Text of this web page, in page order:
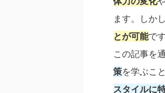
ます。しかし
とが可能です
この記事を
策を学ぶこ
スタイルに